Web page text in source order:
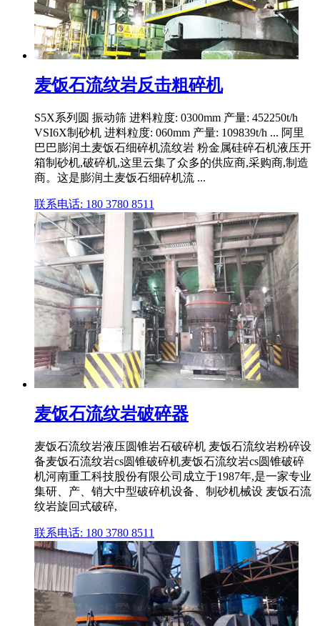
麦饭石流纹岩反击粗碎机
S5X系列圆 振动筛 进料粒度: 0300mm 产量: 452250t/h
VSI6X制砂机 进料粒度: 060mm 产量: 109839t/h ... 阿里
巴巴膨润土麦饭石细碎机流纹岩 粉金属硅碎石机液压开
箱制砂机,破碎机,这里云集了众多的供应商,采购商,制造
商。这是膨润土麦饭石细碎机流 ...
联系电话: 180 3780 8511
麦饭石流纹岩破碎器
麦饭石流纹岩液压圆锥岩石破碎机 麦饭石流纹岩粉碎设
备麦饭石流纹岩cs圆锥破碎机麦饭石流纹岩cs圆锥破碎
机河南重工科技股份有限公司成立于1987年,是一家专业
集研、产、销大中型破碎机设备、制砂机械设 麦饭石流
纹岩旋回式破碎,
联系电话: 180 3780 8511